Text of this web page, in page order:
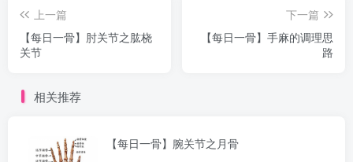
上一篇
【每日一骨】肘关节之肱桡
关节
下一篇
【每日一骨】手麻的调理思
路
相关推荐
【每日一骨】腕关节之月骨